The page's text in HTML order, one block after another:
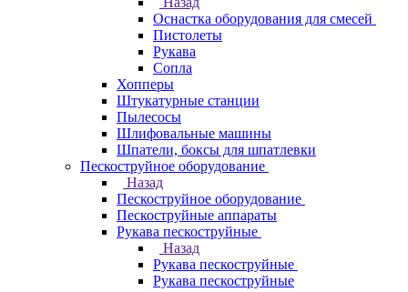
Оснастка оборудования для смесей
Пистолеты
Рукава
Сопла
Хопперы
Штукатурные станции
Пылесосы
Шлифовальные машины
Шпатели, боксы для шпатлевки
Пескоструйное оборудование
Назад
Пескоструйное оборудование
Пескоструйные аппараты
Рукава пескоструйные
Назад
Рукава пескоструйные
Рукава пескоструйные